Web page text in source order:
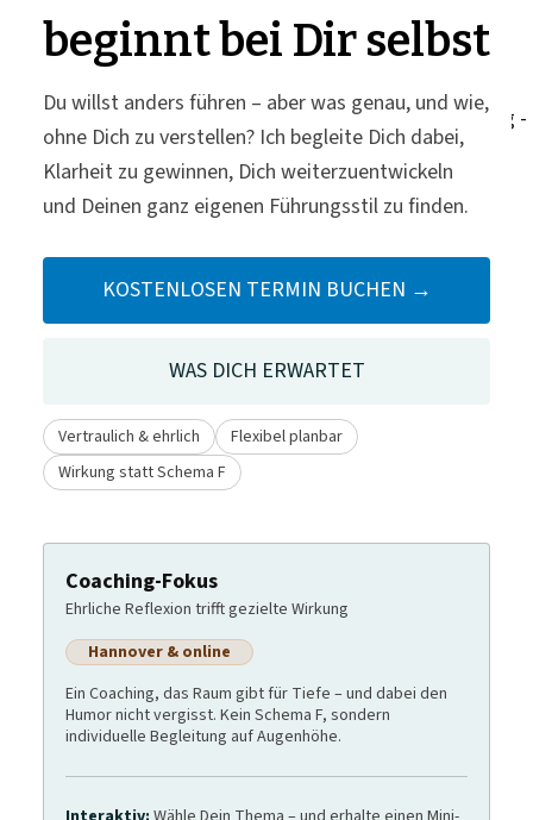
beginnt bei Dir selbst
Du willst anders führen – aber was genau, und wie,
ohne Dich zu verstellen? Ich begleite Dich dabei,
Klarheit zu gewinnen, Dich weiterzuentwickeln
und Deinen ganz eigenen Führungsstil zu finden.
KOSTENLOSEN TERMIN BUCHEN →
WAS DICH ERWARTET
Vertraulich & ehrlich
Flexibel planbar
Wirkung statt Schema F
Coaching-Fokus
Ehrliche Reflexion trifft gezielte Wirkung
Hannover & online
Ein Coaching, das Raum gibt für Tiefe – und dabei den
Humor nicht vergisst. Kein Schema F, sondern
individuelle Begleitung auf Augenhöhe.